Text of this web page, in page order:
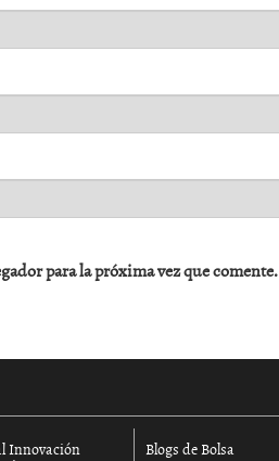
para la próxima vez que comente.
Innovación Blogs de Bolsa